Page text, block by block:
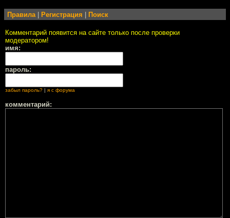
Правила| Регистрация Поиск
Комментарий появится на сайте только после проверки
модератором!
имя:
пароль:
забыл пароль? я с форума
комментарий: